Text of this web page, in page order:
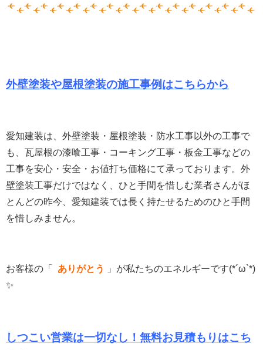
外壁塗装や屋根塗装の施工事例はこちらから
愛知建装は、外壁塗装・屋根塗装・防水工事以外の工事で
も、瓦屋根の漆喰工事・コーキング工事・板金工事などの
工事を安心・安全・お値打ち価格にて承っております。 外
壁塗装工事だけではなく、ひと手間を惜しむ業者さんがほ
とんどの昨今、愛知建装では長く持たせるためのひと手間
を惜しみません。
お客様の「 ありがとう 」 が私たちのエネルギーです(*´ω`*)
✨
しつこい営業は一切なし！無料お見積もりはこち